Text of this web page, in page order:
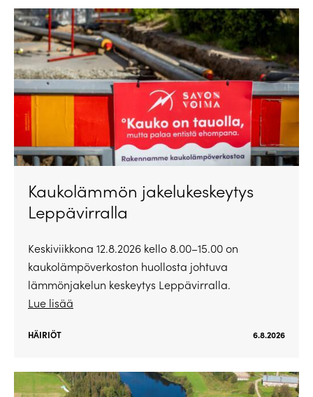
Kaukolämmön jakelukeskeytys
Leppävirralla
Keskiviikkona 12.8.2026 kello 8.00–15.00 on
kaukolämpöverkoston huollosta johtuva
lämmönjakelun keskeytys Leppävirralla.
Lue lisää
HÄIRIÖT 6.8.2026